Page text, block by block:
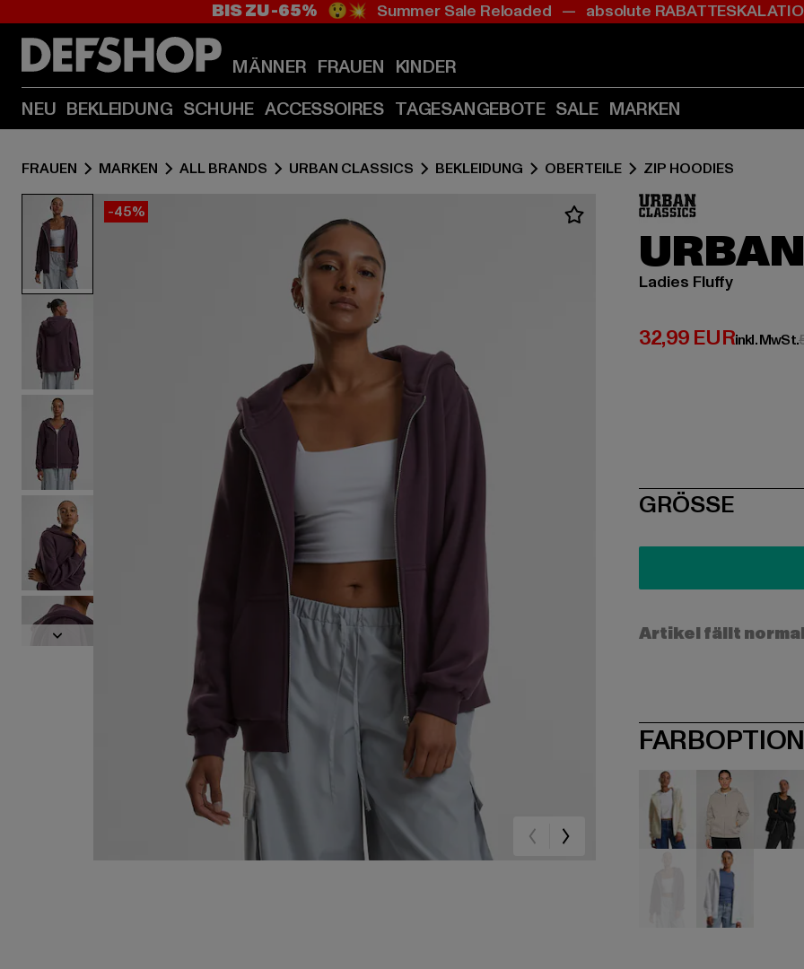
Zum
(Enter
drücken)
Zum
(Enter
drücken)
BIS ZU -65% 😲💥 Summer Sale Reloaded — absolute
MÄNNER FRAUEN KINDER
NEU BEKLEIDUNG SCHUHE ACCESSOIRES TAGESANGEBOTE SALE MARKEN
FRAUEN MARKEN ALL BRANDS URBAN CLASSICS BEKLEIDUNG OBERTEILE ZIP HOODIES
-45%
Ladies Fluffy
32,99 EUR
Derzeitiger Preis:
inkl. MwSt.
SIZE
GRÖSSE
Artikel fällt
beige